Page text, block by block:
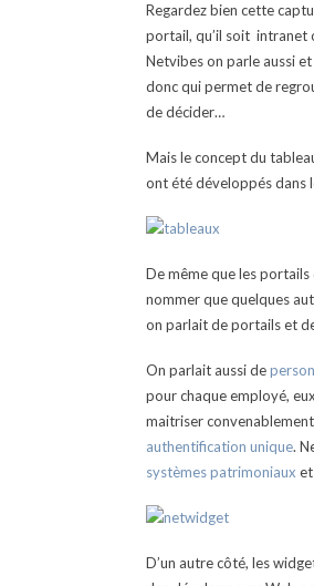
Regardez bien cette
portail, qu’il soit intranet
Netvibes on parle aussi
donc qui permet de
de décider…
Mais le concept du
ont été développés dans
De même que les portails
nommer que quelques
on parlait de portails et
On parlait aussi de
pour chaque employé,
maitriser
authentification unique.
systèmes patrimoniaux
D’un autre côté, les